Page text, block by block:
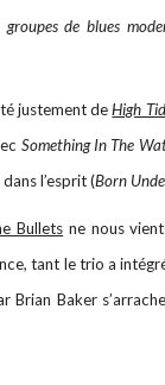
de blues
justement deHigh
Something In The
l’esprit (Born
Bullets ne nous
tant le trio a
Brian Baker